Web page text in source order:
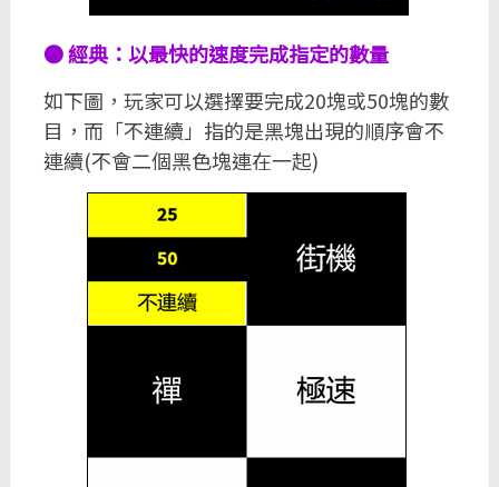
● 經典：以最快的速度完成指定的數量
如下圖，玩家可以選擇要完成20塊或50塊的數
目，而「不連續」指的是黑塊出現的順序會不
連續(不會二個黑色塊連在一起)